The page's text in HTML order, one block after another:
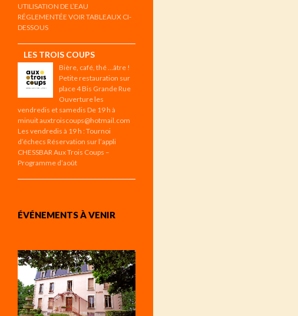
UTILISATION DE L’EAU
RÉGLEMENTÉE VOIR TABLEAUX CI-
DESSOUS
LES TROIS COUPS
Bière, café, thé …âtre !
Petite restauration sur
place 4 Bis Grande Rue
Ouverture les
vendredis et samedis De 19 h à
minuit auxtroiscoups@hotmail.com
Les vendredis à 19 h : Tournoi
d’échecs Réservation sur l’appli
CHESSBAR Aux Trois Coups –
Programme d’août
ÉVÉNEMENTS À VENIR